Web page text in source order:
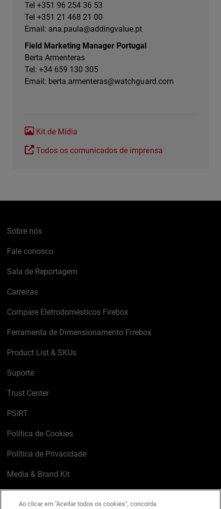
Tel +351 96 254 36 53
Tel +351 21 468 21 00
Email: ana.paula@addingvalue.pt
Field Marketing Manager Portugal
Berta Armenteras
Tel: +34 659 130 305
Email: berta.armenteras@watchguard.com
Kit de Mídia
Todos os comunicados de imprensa
Sobre nós
Fale conosco
Sala de Reportagem
Carreiras
Compare Eletrodomésticos Firebox
Ferramenta de Dimensionamento Firebox
Product List & SKUs
Suporte
Trust Center
PSIRT
Política de Cookies
Política de Privacidade
Media & Brand Kit
Ao clicar em "Aceitar todos os cookies", concorda